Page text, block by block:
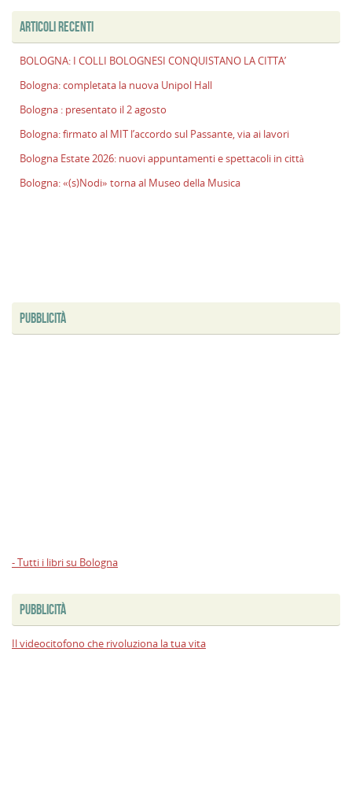
ARTICOLI RECENTI
BOLOGNA: I COLLI BOLOGNESI CONQUISTANO LA CITTA’
Bologna: completata la nuova Unipol Hall
Bologna : presentato il 2 agosto
Bologna: firmato al MIT l’accordo sul Passante, via ai lavori
Bologna Estate 2026: nuovi appuntamenti e spettacoli in città
Bologna: «(s)Nodi» torna al Museo della Musica
PUBBLICITÀ
- Tutti i libri su Bologna
PUBBLICITÀ
Il videocitofono che rivoluziona la tua vita